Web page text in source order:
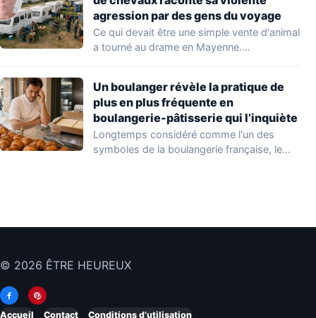
agression par des gens du voyage
Ce qui devait être une simple vente d'animal
a tourné au drame en Mayenne.…
Un boulanger révèle la pratique de
plus en plus fréquente en
boulangerie-pâtisserie qui l’inquiète
Longtemps considéré comme l'un des
symboles de la boulangerie française, le
© 2026 ÊTRE HEUREUX
Accueil Contact Conditions d’utilisation